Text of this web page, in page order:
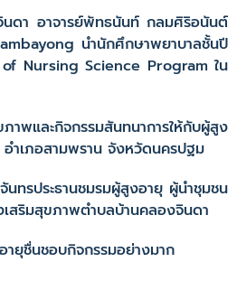
า อาจารย์พัทธนันท์ กลมศิริอนันต์
นำนักศึกษาพยาบาลชั้นปี
Nursing Science Program ใน
าพและกิจกรรมสันทนาการให้กับผู้สูง
ำเภอสามพราน จังหวัดนครปฐม
รประธานชมรมผู้สูงอายุ ผู้นำชุมชน
เสริมสุขภาพตำบลบ้านคลองจินดา
ยุชื่นชอบกิจกรรมอย่างมาก